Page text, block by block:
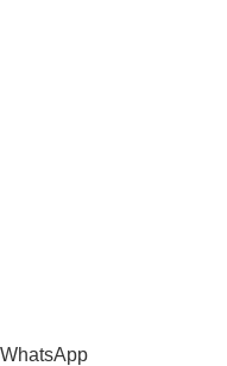
WhatsApp